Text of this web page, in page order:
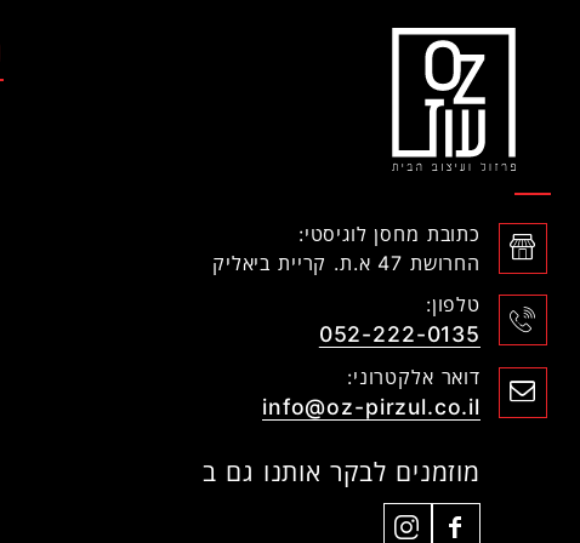
כתובת מחסן לוגיסטי:
החרושת 47 א.ת. קריית ביאליק
טלפון:
052-222-0135
דואר אלקטרוני:
info@oz-pirzul.co.il
מוזמנים לבקר אותנו גם ב